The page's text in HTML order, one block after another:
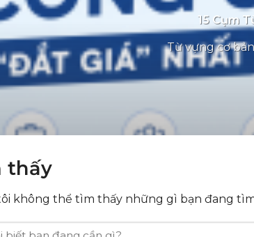
15 Cụm
Từ vựng cơ
thấy
không thể tìm thấy những gì bạn đang